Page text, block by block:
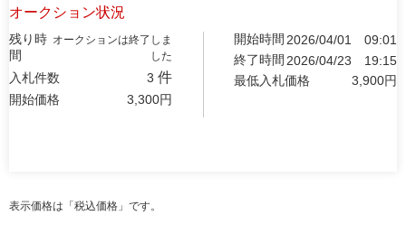
オークション状況
残り時
間
オークションは終了しま
した
入札件数 3 件
開始価格 3,300円
開始時間 2026/04/01
09:01
終了時間 2026/04/23
19:15
最低入札価格
3,900円
表示価格は「税込価格」です。